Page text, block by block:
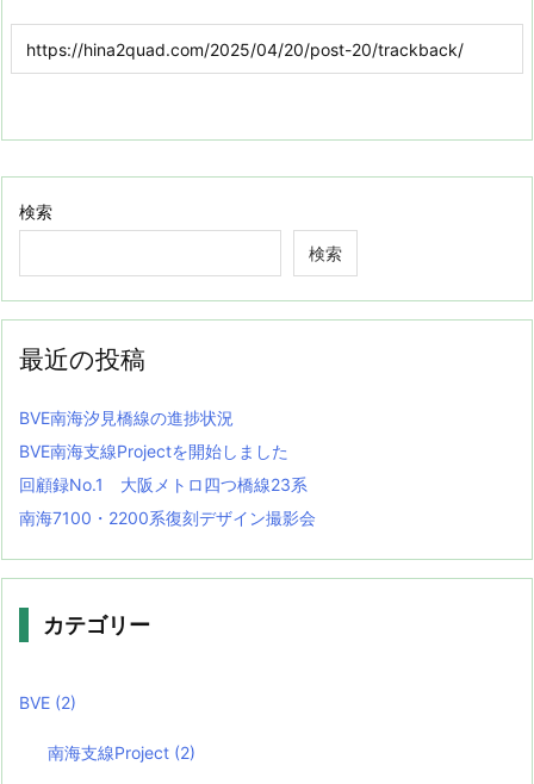
検索
検索
最近の投稿
BVE南海汐見橋線の進捗状況
BVE南海支線Projectを開始しました
回顧録No.1 大阪メトロ四つ橋線23系
南海7100・2200系復刻デザイン撮影会
カテゴリー
BVE (2)
南海支線Project (2)